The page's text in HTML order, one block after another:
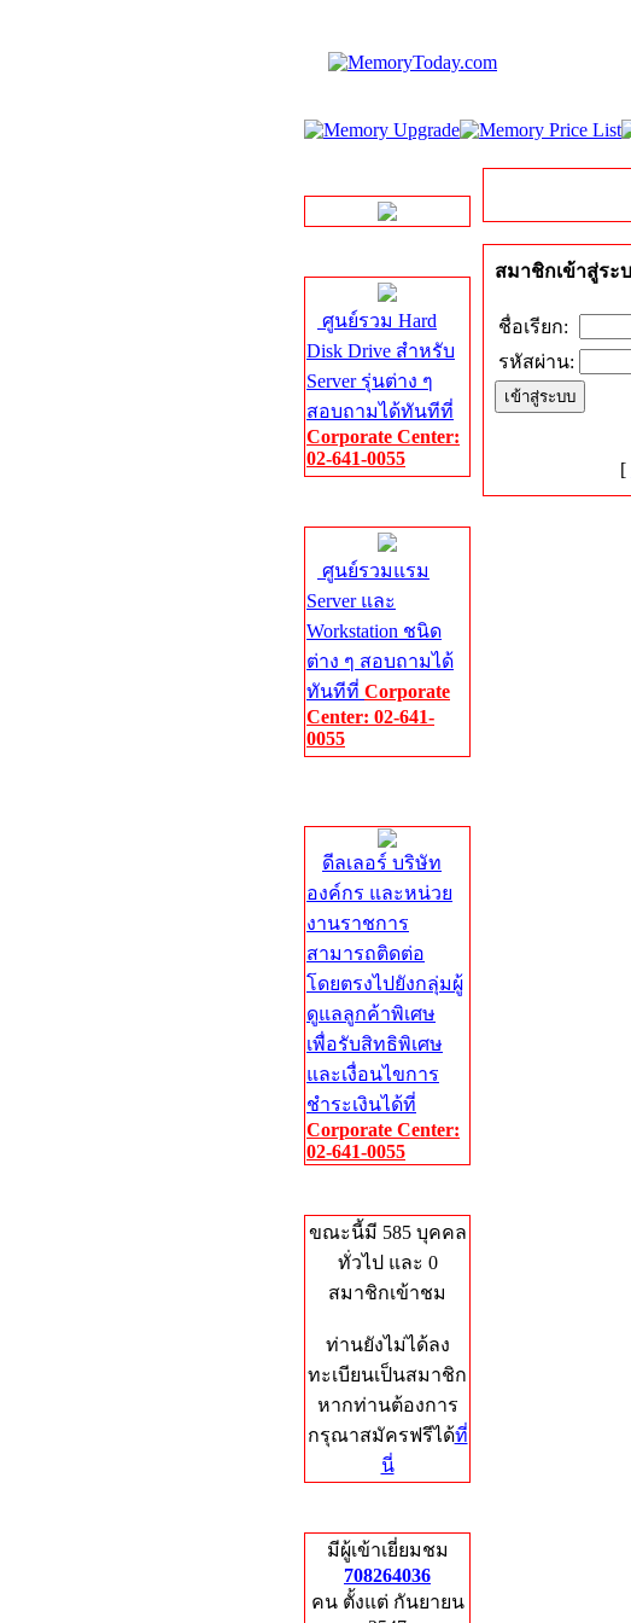
ศูนย์รวม Hard
Disk Drive สำหรับ
Server รุ่นต่าง ๆ
สอบถามได้ทันทีที่
Corporate Center:
02-641-0055
ศูนย์รวมแรม
Server และ
Workstation ชนิด
ต่าง ๆ สอบถามได้
ทันทีที่ Corporate
Center: 02-641-
0055
ดีลเลอร์ บริษัท
องค์กร และหน่วย
งานราชการ
สามารถติดต่อ
โดยตรงไปยังกลุ่มผู้
ดูแลลูกค้าพิเศษ
เพื่อรับสิทธิพิเศษ
และเงื่อนไขการ
ชำระเงินได้ที่
Corporate Center:
02-641-0055
ขณะนี้มี 585 บุคคล
ทั่วไป และ 0
สมาชิกเข้าชม
ท่านยังไม่ได้ลง
ทะเบียนเป็นสมาชิก
หากท่านต้องการ
กรุณาสมัครฟรีได้ที่
นี่
มีผู้เข้าเยี่ยมชม
708264036
คน ตั้งแต่ กันยายน
สมาชิกเข้าสู่ระ
ชื่อเรียก:
รหัสผ่าน:
[